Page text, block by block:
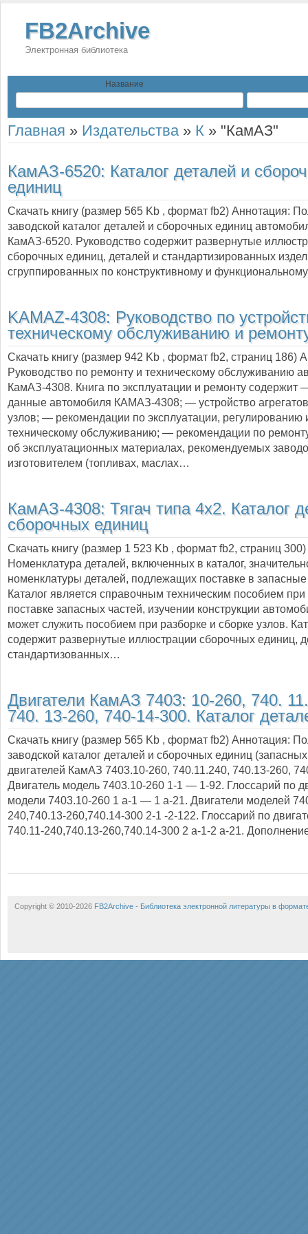
FB2Archive
Электронная библиотека
Название
Главная » Издательства» К » "КамАЗ"
КамАЗ-6520: Каталог деталей и
единиц
Скачать книгу (размер 565 Kb , формат fb2) Аннотация:
заводской каталог деталей и сборочных единиц
КамАЗ-6520. Руководство содержит развернутые
сборочных единиц, деталей и стандартизированных
сгруппированных по конструктивному и
KAMAZ-4308: Руководство по
техническому обслуживанию и
Скачать книгу (размер 942 Kb , формат fb2, страниц 186)
Руководство по ремонту и техническому обслуживанию
КамАЗ-4308. Книга по эксплуатации и ремонту содержит
данные автомобиля КАМАЗ-4308; — устройство
узлов; — рекомендации по эксплуатации, регулированию
техническому обслуживанию; — рекомендации по
об эксплуатационных материалах, рекомендуемых
изготовителем (топливах, маслах…
КамАЗ-4308: Тягач типа 4х2. Каталог
сборочных единиц
Скачать книгу (размер 1 523 Kb , формат fb2, страниц 300
Номенклатура деталей, включенных в каталог,
номенклатуры деталей, подлежащих поставке в запасные
Каталог является справочным техническим пособием при
поставке запасных частей, изучении конструкции
может служить пособием при разборке и сборке узлов.
содержит развернутые иллюстрации сборочных единиц,
стандартизованных…
Двигатели КамАЗ 7403: 10-260, 740.
740. 13-260, 740-14-300. Каталог
Скачать книгу (размер 565 Kb , формат fb2) Аннотация:
заводской каталог деталей и сборочных единиц
двигателей КамАЗ 7403.10-260, 740.11.240, 740.13-260,
Двигатель модель 7403.10-260 1-1 — 1-92. Глоссарий по
модели 7403.10-260 1 а-1 — 1 а-21. Двигатели моделей
240,740.13-260,740.14-300 2-1 -2-122. Глоссарий по
740.11-240,740.13-260,740.14-300 2 а-1-2 а-21.
Copyright © 2010-2026 FB2Archive - Библиотека электронной литературы в